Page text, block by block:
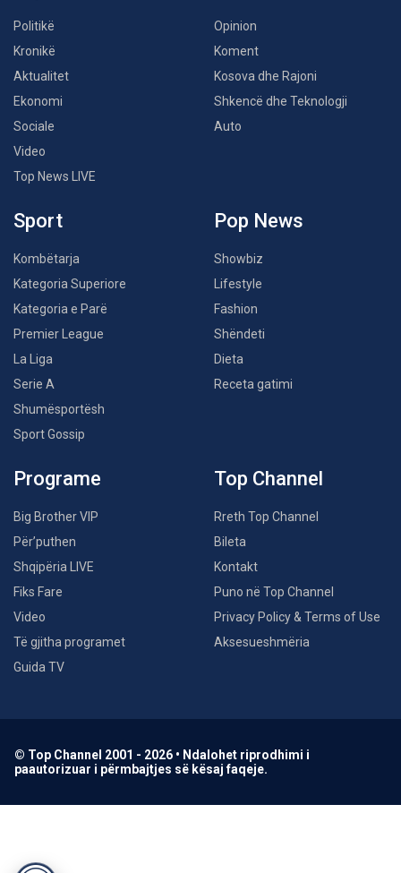
Politikë
Kronikë
Aktualitet
Ekonomi
Sociale
Video
Top News LIVE
Opinion
Koment
Kosova dhe Rajoni
Shkencë dhe Teknologji
Auto
Sport
Kombëtarja
Kategoria Superiore
Kategoria e Parë
Premier League
La Liga
Serie A
Shumësportësh
Sport Gossip
Pop News
Showbiz
Lifestyle
Fashion
Shëndeti
Dieta
Receta gatimi
Programe
Big Brother VIP
Për’puthen
Shqipëria LIVE
Fiks Fare
Video
Të gjitha programet
Guida TV
Top Channel
Rreth Top Channel
Bileta
Kontakt
Puno në Top Channel
Privacy Policy & Terms of Use
Aksesueshmëria
© Top Channel 2001 - 2026 • Ndalohet riprodhimi i
paautorizuar i përmbajtjes së kësaj faqeje.